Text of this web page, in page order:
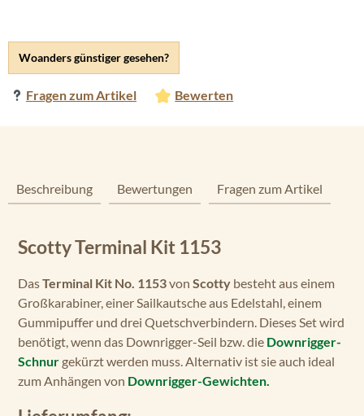
Woanders günstiger gesehen?
Fragen zum Artikel Bewerten
Beschreibung Bewertungen Fragen zum Artikel
Scotty Terminal Kit 1153
DasTerminal Kit No. 1153von Scotty besteht aus einem
Großkarabiner, einer Sailkautsche aus Edelstahl, einem
Gummipuffer und drei Quetschverbindern. Dieses Set wird
benötigt, wenn das Downrigger-Seil bzw. die Downrigger-
Schnur gekürzt werden muss. Alternativ ist sie auch ideal
zum Anhängen von Downrigger-Gewichten.